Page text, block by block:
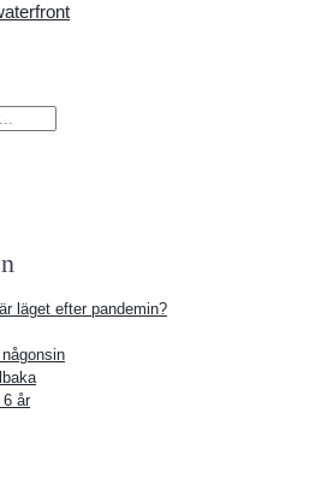
läget efter pandemin?
år